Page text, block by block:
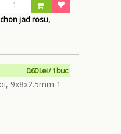
jad rosu,
0.60 Lei / 1 buc